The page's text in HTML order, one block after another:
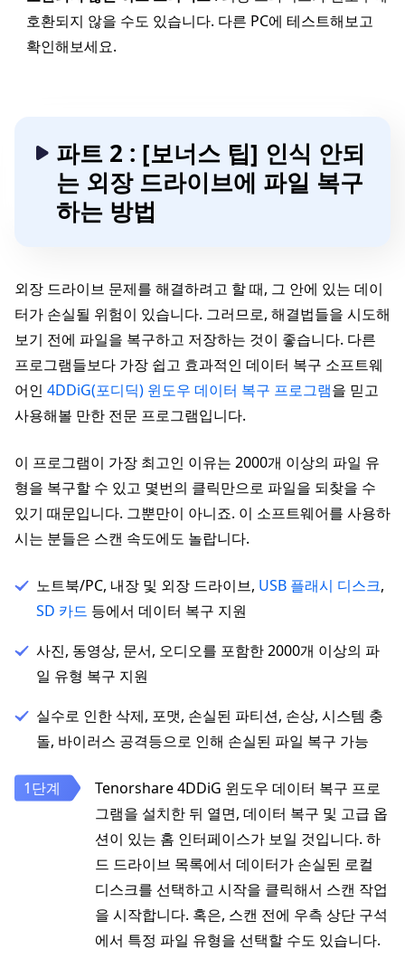
호환되지 않을 수도 있습니다. 다른 PC에 테스트해보고
확인해보세요.
파트 2 : [보너스 팁] 인식 안되
는 외장 드라이브에 파일 복구
하는 방법
외장 드라이브 문제를 해결하려고 할 때, 그 안에 있는 데이
터가 손실될 위험이 있습니다. 그러므로, 해결법들을 시도해
보기 전에 파일을 복구하고 저장하는 것이 좋습니다. 다른
프로그램들보다 가장 쉽고 효과적인 데이터 복구 소프트웨
어인 4DDiG(포디딕) 윈도우 데이터 복구 프로그램을 믿고
사용해볼 만한 전문 프로그램입니다.
이 프로그램이 가장 최고인 이유는 2000개 이상의 파일 유
형을 복구할 수 있고 몇번의 클릭만으로 파일을 되찾을 수
있기 때문입니다. 그뿐만이 아니죠. 이 소프트웨어를 사용하
시는 분들은 스캔 속도에도 놀랍니다.
노트북/PC, 내장 및 외장 드라이브, USB 플래시 디스크,
SD 카드 등에서 데이터 복구 지원
사진, 동영상, 문서, 오디오를 포함한 2000개 이상의 파
일 유형 복구 지원
실수로 인한 삭제, 포맷, 손실된 파티션, 손상, 시스템 충
돌, 바이러스 공격등으로 인해 손실된 파일 복구 가능
Tenorshare 4DDiG 윈도우 데이터 복구 프로
그램을 설치한 뒤 열면, 데이터 복구 및 고급 옵
션이 있는 홈 인터페이스가 보일 것입니다. 하
드 드라이브 목록에서 데이터가 손실된 로컬
디스크를 선택하고 시작을 클릭해서 스캔 작업
을 시작합니다. 혹은, 스캔 전에 우측 상단 구석
에서 특정 파일 유형을 선택할 수도 있습니다.